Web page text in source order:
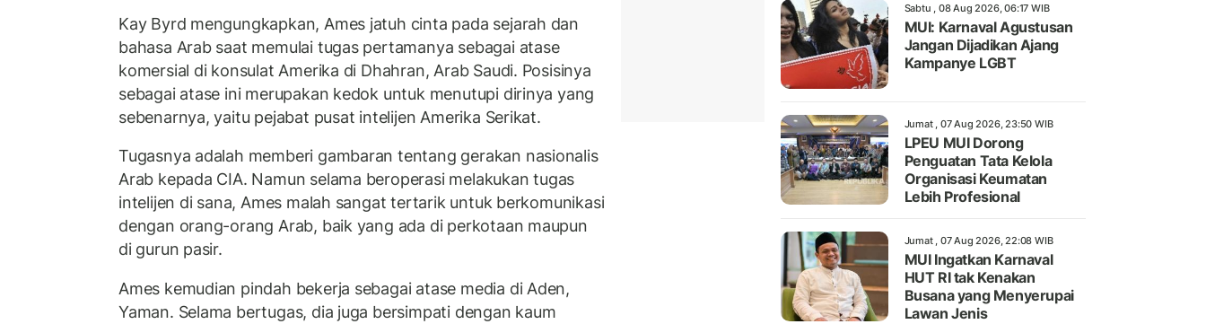
Kay Byrd mengungkapkan, Ames jatuh cinta pada sejarah dan
bahasa Arab saat memulai tugas pertamanya sebagai atase
komersial di konsulat Amerika di Dhahran, Arab Saudi. Posisinya
sebagai atase ini merupakan kedok untuk menutupi dirinya yang
sebenarnya, yaitu pejabat pusat intelijen Amerika Serikat.
Tugasnya adalah memberi gambaran tentang gerakan nasionalis
Arab kepada CIA. Namun selama beroperasi melakukan tugas
intelijen di sana, Ames malah sangat tertarik untuk berkomunikasi
dengan orang-orang Arab, baik yang ada di perkotaan maupun
di gurun pasir.
Ames kemudian pindah bekerja sebagai atase media di Aden,
Yaman. Selama bertugas, dia juga bersimpati dengan kaum
Sabtu , 08 Aug 2026, 06:17 WIB
MUI: Karnaval Agustusan
Jangan Dijadikan Ajang
Kampanye LGBT
Jumat , 07 Aug 2026, 23:50 WIB
LPEU MUI Dorong
Penguatan Tata Kelola
Organisasi Keumatan
Lebih Profesional
Jumat , 07 Aug 2026, 22:08 WIB
MUI Ingatkan Karnaval
HUT RI tak Kenakan
Busana yang Menyerupai
Lawan Jenis